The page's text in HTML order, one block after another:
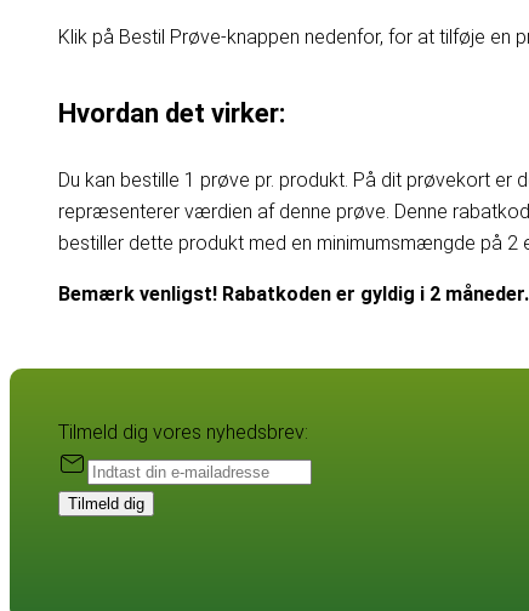
Klik på Bestil Prøve-knappen nedenfor, for at tilføje en
Hvordan det virker:
Du kan bestille 1 prøve pr. produkt. På dit prøvekort er
repræsenterer værdien af denne prøve. Denne
bestiller dette produkt med en minimumsmængde på 2
Bemærk venligst! Rabatkoden er gyldig i 2 måneder.
Tilmeld dig vores nyhedsbrev:
Tilmeld dig